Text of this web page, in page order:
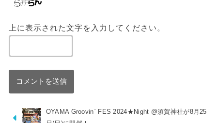
上に表示された文字を入力してください。
OYAMA Groovin` FES 2024★Night @須賀神社が8月25